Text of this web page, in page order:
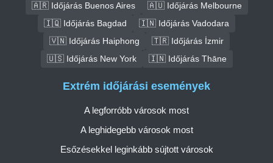
🇦🇷 Időjárás Buenos Aires
🇦🇺 Időjárás Melbourne
🇮🇶 Időjárás Bagdad
🇮🇳 Időjárás Vadodara
🇻🇳 Időjárás Haiphong
🇹🇷 Időjárás İzmir
🇺🇸 Időjárás New York
🇮🇳 Időjárás Thāne
Extrém időjárási események
A legforróbb városok most
A leghidegebb városok most
Esőzésekkel leginkább sújtott városok